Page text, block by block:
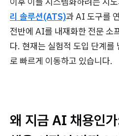
리 솔루션(ATS)과 AI 도구를
전반에 AI를 내재화한 전문 소
다. 현재는 실험적 도입 단계를
로 빠르게 이동하고 있습니다.
왜 지금 AI 채용인